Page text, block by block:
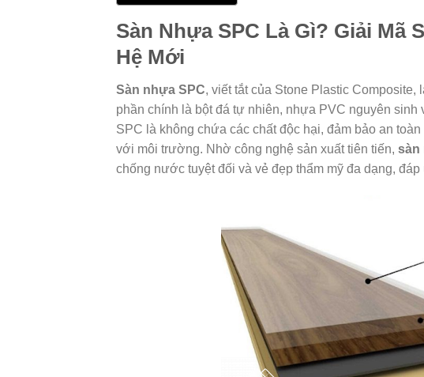
Sàn Nhựa SPC Là Gì? Giải Mã
Hệ Mới
Sàn nhựa SPC, viết tắt của Stone Plastic
phần chính là bột đá tự nhiên, nhựa PVC nguyên
SPC là không chứa các chất độc hại, đảm bảo an
với môi trường. Nhờ công nghệ sản xuất tiên tiến, sàn
chống nước tuyệt đối và vẻ đẹp thẩm mỹ đa dạng,